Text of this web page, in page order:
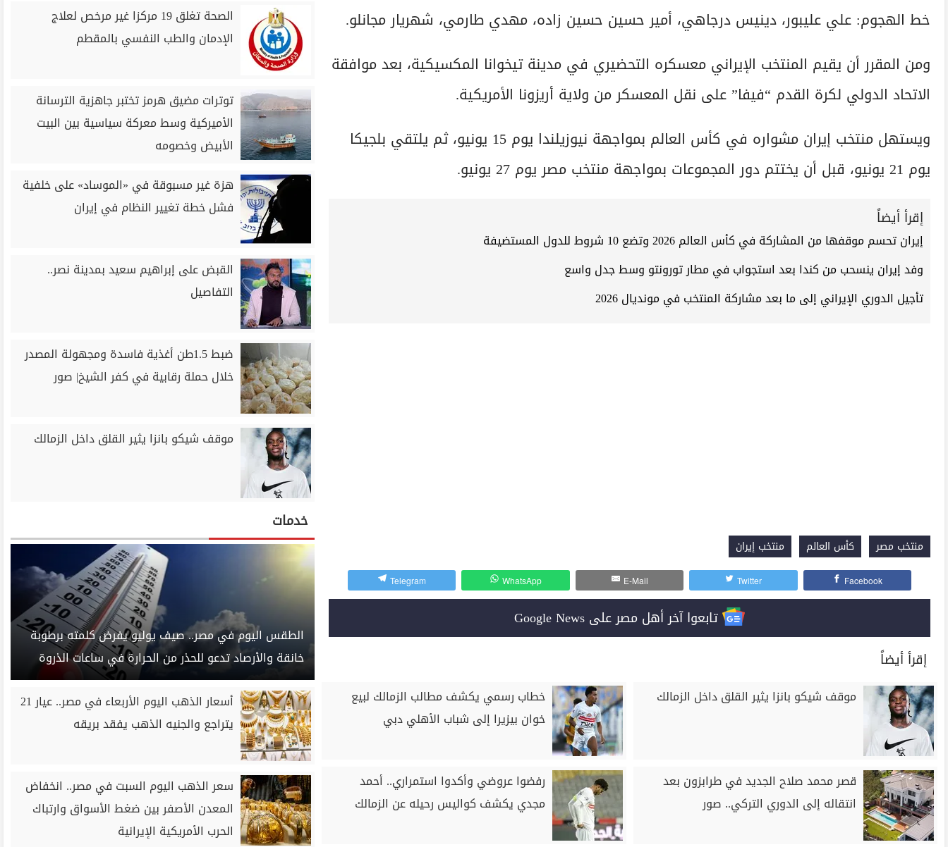
خط الهجوم: علي عليبور، دينيس درجاهي، أمير حسين حسين زاده، مهدي طارمي، شهريار مجانلو.
ومن المقرر أن يقيم المنتخب الإيراني معسكره التحضيري في مدينة تيخوانا المكسيكية، بعد موافقة
الاتحاد الدولي لكرة القدم “فيفا” على نقل المعسكر من ولاية أريزونا الأمريكية.
ويستهل منتخب إيران مشواره في كأس العالم بمواجهة نيوزيلندا يوم 15 يونيو، ثم يلتقي بلجيكا
يوم 21 يونيو، قبل أن يختتم دور المجموعات بمواجهة منتخب مصر يوم 27 يونيو.
إقرأ أيضاً
إيران تحسم موقفها من المشاركة في كأس العالم 2026 وتضع 10 شروط للدول المستضيفة
وفد إيران ينسحب من كندا بعد استجواب في مطار تورونتو وسط جدل واسع
تأجيل الدوري الإيراني إلى ما بعد مشاركة المنتخب في مونديال 2026
منتخب مصر كأس العالم منتخب إيران
Facebook
Twitter
E-Mail
WhatsApp
Telegram
تابعوا آخر أهل مصر على Google News
إقرأ أيضاً
موقف شيكو بانزا يثير القلق داخل الزمالك
خطاب رسمي يكشف مطالب الزمالك لبيع
خوان بيزيرا إلى شباب الأهلي دبي
قصر محمد صلاح الجديد في طرابزون بعد
انتقاله إلى الدوري التركي.. صور
رفضوا عروضي وأكدوا استمراري.. أحمد
مجدي يكشف كواليس رحيله عن الزمالك
الصحة تغلق 19 مركزا غير مرخص لعلاج
الإدمان والطب النفسي بالمقطم
توترات مضيق هرمز تختبر جاهزية الترسانة
الأميركية وسط معركة سياسية بين البيت
الأبيض وخصومه
هزة غير مسبوقة في «الموساد» على خلفية
فشل خطة تغيير النظام في إيران
القبض على إبراهيم سعيد بمدينة نصر..
التفاصيل
ضبط 1.5طن أغذية فاسدة ومجهولة المصدر
خلال حملة رقابية في كفر الشيخ| صور
موقف شيكو بانزا يثير القلق داخل الزمالك
خدمات
الطقس اليوم في مصر.. صيف يوليو يفرض كلمته برطوبة
خانقة والأرصاد تدعو للحذر من الحرارة في ساعات الذروة
أسعار الذهب اليوم الأربعاء في مصر.. عيار 21
يتراجع والجنيه الذهب يفقد بريقه
سعر الذهب اليوم السبت في مصر.. انخفاض
المعدن الأصفر بين ضغط الأسواق وارتباك
الحرب الأمريكية الإيرانية